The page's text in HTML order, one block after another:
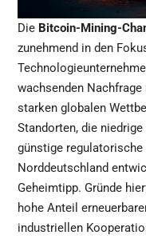
Die Bitcoin-Mining-
zunehmend in den
wachsenden
starken globalen
Standorten, die
günstige regulatorische
Norddeutschland
Geheimtipp. Gründe
hohe Anteil
industriellen